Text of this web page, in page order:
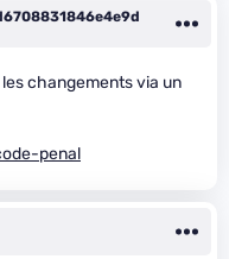
changements via un
penal